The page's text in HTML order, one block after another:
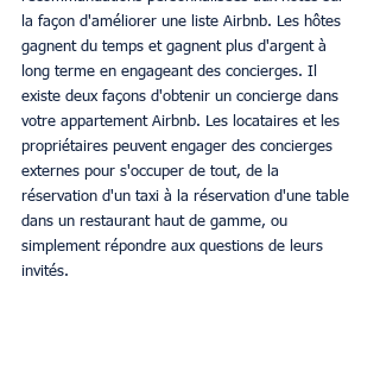
la façon d'améliorer une liste Airbnb. Les hôtes
gagnent du temps et gagnent plus d'argent à
long terme en engageant des concierges. Il
existe deux façons d'obtenir un concierge dans
votre appartement Airbnb. Les locataires et les
propriétaires peuvent engager des concierges
externes pour s'occuper de tout, de la
réservation d'un taxi à la réservation d'une table
dans un restaurant haut de gamme, ou
simplement répondre aux questions de leurs
invités.